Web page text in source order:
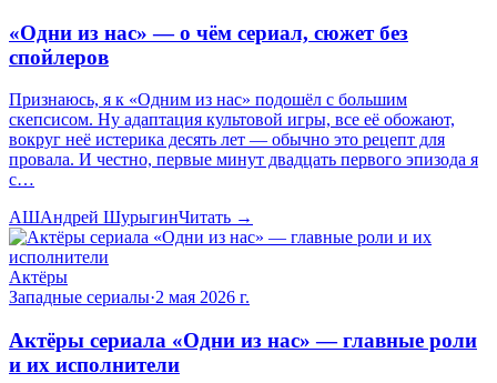
«Одни из нас» — о чём сериал, сюжет без
спойлеров
Признаюсь, я к «Одним из нас» подошёл с большим
скепсисом. Ну адаптация культовой игры, все её обожают,
вокруг неё истерика десять лет — обычно это рецепт для
провала. И честно, первые минут двадцать первого эпизода я
с…
АШАндрей ШурыгинЧитать →
Актёры
Западные сериалы·2 мая 2026 г.
Актёры сериала «Одни из нас» — главные роли
и их исполнители